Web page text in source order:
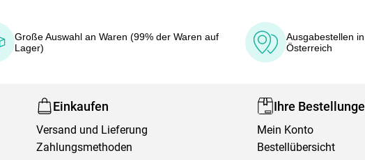
Große Auswahl an Waren (99% der Waren auf
Lager)
Ausgabestellen in
Österreich
Einkaufen
Versand und Lieferung
Zahlungsmethoden
Ihre
Mein Konto
Bestellübersicht